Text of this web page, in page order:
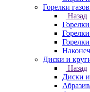
Горелки
Назад
Диски и
Назад
Диски